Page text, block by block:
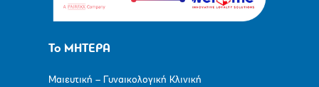
Το ΜΗΤΕΡΑ
Μαιευτική – Γυναικολογική Κλινική